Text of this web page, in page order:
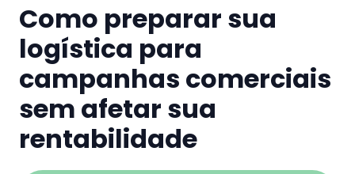
Como preparar sua
logística para
campanhas comerciais
sem afetar sua
rentabilidade